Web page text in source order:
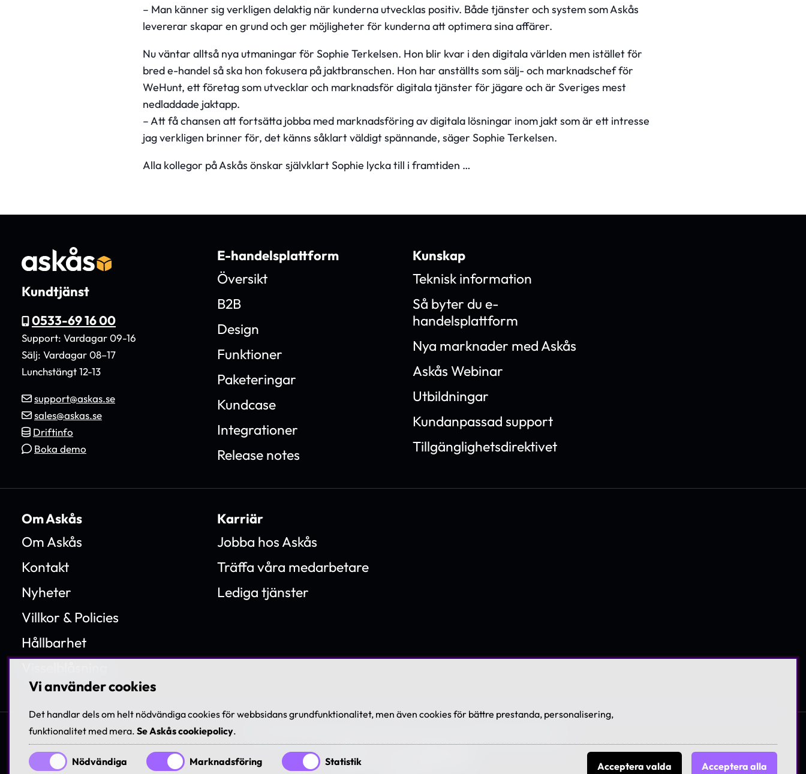
– Man känner sig verkligen delaktig när kunderna utvecklas positiv. Både tjänster och system som Askås
levererar skapar en grund och ger möjligheter för kunderna att optimera sina affärer.
Nu väntar alltså nya utmaningar för Sophie Terkelsen. Hon blir kvar i den digitala världen men istället för
bred e-handel så ska hon fokusera på jaktbranschen. Hon har anställts som sälj- och marknadschef för
WeHunt, ett företag som utvecklar och marknadsför digitala tjänster för jägare och är Sveriges mest
nedladdade jaktapp.
– Att få chansen att fortsätta jobba med marknadsföring av digitala lösningar inom jakt som är ett intresse
jag verkligen brinner för, det känns såklart väldigt spännande, säger Sophie Terkelsen.
Alla kollegor på Askås önskar självklart Sophie lycka till i framtiden …
Kundtjänst
0533-69 16 00
Support: Vardagar 09-16
Sälj: Vardagar 08–17
Lunchstängt 12-13
support@askas.se
sales@askas.se
Driftinfo
Boka demo
E-handelsplattform
Översikt
B2B
Design
Funktioner
Paketeringar
Kundcase
Integrationer
Release notes
Kunskap
Teknisk information
Så byter du e-
handelsplattform
Nya marknader med Askås
Askås Webinar
Utbildningar
Kundanpassad support
Tillgänglighetsdirektivet
Om Askås
Om Askås
Kontakt
Nyheter
Villkor & Policies
Hållbarhet
Karriär
Jobba hos Askås
Träffa våra medarbetare
Lediga tjänster
Vi använder cookies
Det handlar dels om helt nödvändiga cookies för webbsidans grundfunktionalitet, men även cookies för bättre prestanda, personalisering,
funktionalitet med mera. Se Askås cookiepolicy.
Nödvändiga Marknadsföring Statistik Acceptera valda Acceptera alla